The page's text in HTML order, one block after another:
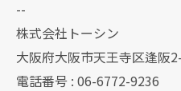
--
株式会社トーシン
大阪府大阪市天王寺区逢阪
電話番号 : 06-6772-9236